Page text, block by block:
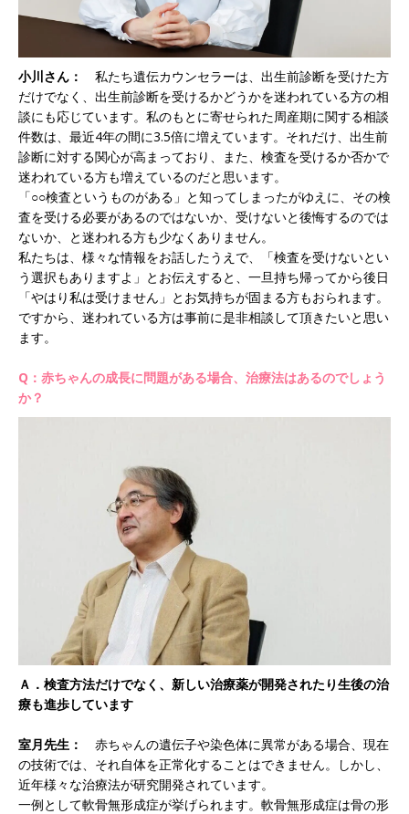
小川さん：
私たち遺伝カウンセラーは、出生前診断を受けた方
だけでなく、出生前診断を受けるかどうかを迷われている方の相
談にも応じています。私のもとに寄せられた周産期に関する相談
件数は、最近4年の間に3.5倍に増えています。それだけ、出生前
診断に対する関心が高まっており、また、検査を受けるか否かで
迷われている方も増えているのだと思います。
「○○検査というものがある」と知ってしまったがゆえに、その検
査を受ける必要があるのではないか、受けないと後悔するのでは
ないか、と迷われる方も少なくありません。
私たちは、様々な情報をお話したうえで、「検査を受けないとい
う選択もありますよ」とお伝えすると、一旦持ち帰ってから後日
「やはり私は受けません」とお気持ちが固まる方もおられます。
ですから、迷われている方は事前に是非相談して頂きたいと思い
ます。
Q：赤ちゃんの成長に問題がある場合、治療法はあるのでしょう
か？
Ａ．検査方法だけでなく、新しい治療薬が開発されたり生後の治
療も進歩しています
室月先生：
赤ちゃんの遺伝子や染色体に異常がある場合、現在
の技術では、それ自体を正常化することはできません。しかし、
近年様々な治療法が研究開発されています。
一例として軟骨無形成症が挙げられます。軟骨無形成症は骨の形